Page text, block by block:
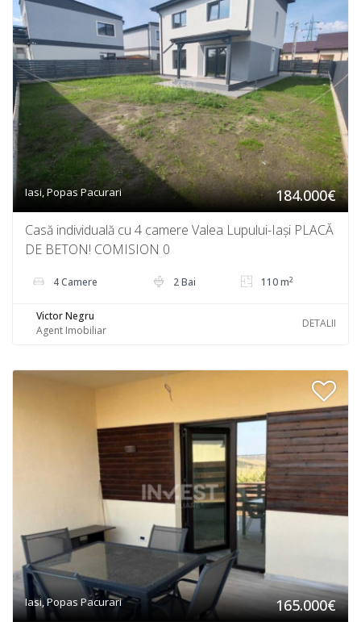
Iasi, Popas Pacurari 184.000€
Casă individuală cu 4 camere Valea Lupului-Iași PLACĂ
DE BETON! COMISION 0
4 Camere 2 Bai 110 m2
Victor Negru
Agent Imobiliar
DETALII
Iasi, Popas Pacurari 165.000€